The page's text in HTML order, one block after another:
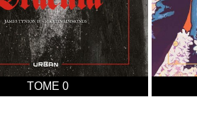
TOME 0